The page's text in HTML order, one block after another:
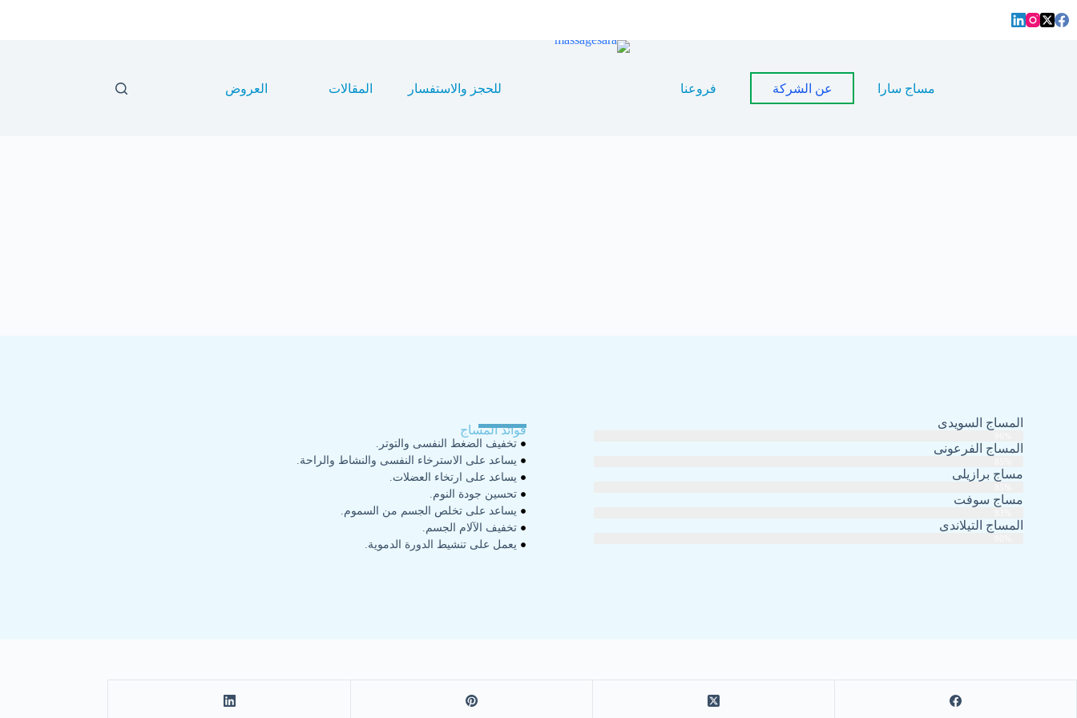
مساج سارا عن الشركة فروعنا للحجز والاستفسار المقالات العروض
المساج السويدى
المساج الفرعونى
مساج برازيلى
مساج سوفت
المساج التيلاندى
فوائد المساج
تخفيف الضغط النفسى والتوتر.
يساعد على الاسترخاء النفسى والنشاط والراحة.
يساعد على ارتخاء العضلات.
تحسين جودة النوم.
يساعد على تخلص الجسم من السموم.
تخفيف الآلام الجسم.
يعمل على تنشيط الدورة الدموية.